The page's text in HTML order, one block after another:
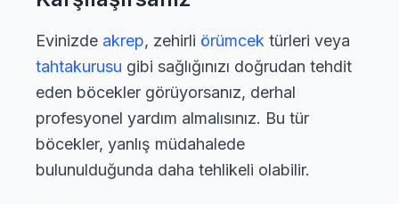
Evinizde akrep, zehirli örümcek türleri veya
tahtakurusu gibi sağlığınızı doğrudan tehdit
eden böcekler görüyorsanız, derhal
profesyonel yardım almalısınız. Bu tür
böcekler, yanlış müdahalede
bulunulduğunda daha tehlikeli olabilir.